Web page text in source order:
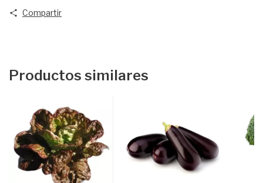
Compartir
Productos similares